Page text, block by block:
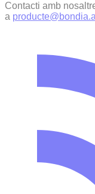
Contacti amb
a